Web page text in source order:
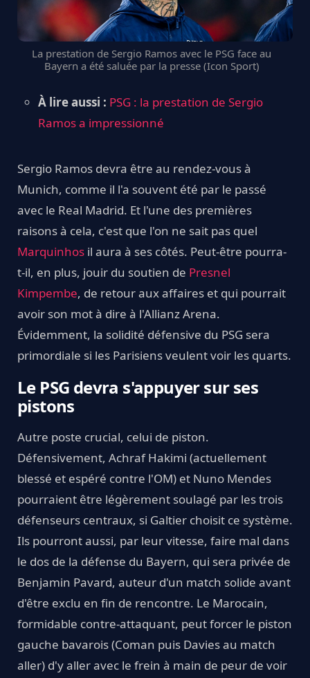
La prestation de Sergio Ramos avec le PSG face au
Bayern a été saluée par la presse (Icon Sport)
À lire aussi : PSG : la prestation de Sergio
Ramos a impressionné
Sergio Ramos devra être au rendez-vous à
Munich, comme il l'a souvent été par le passé
avec le Real Madrid. Et l'une des premières
raisons à cela, c'est que l'on ne sait pas quel
Marquinhos il aura à ses côtés. Peut-être pourra-
t-il, en plus, jouir du soutien de Presnel
Kimpembe, de retour aux affaires et qui pourrait
avoir son mot à dire à l'Allianz Arena.
Évidemment, la solidité défensive du PSG sera
primordiale si les Parisiens veulent voir les quarts.
Le PSG devra s'appuyer sur ses
pistons
Autre poste crucial, celui de piston.
Défensivement, Achraf Hakimi (actuellement
blessé et espéré contre l'OM) et Nuno Mendes
pourraient être légèrement soulagé par les trois
défenseurs centraux, si Galtier choisit ce système.
Ils pourront aussi, par leur vitesse, faire mal dans
le dos de la défense du Bayern, qui sera privée de
Benjamin Pavard, auteur d'un match solide avant
d'être exclu en fin de rencontre. Le Marocain,
formidable contre-attaquant, peut forcer le piston
gauche bavarois (Coman puis Davies au match
aller) d'y aller avec le frein à main de peur de voir